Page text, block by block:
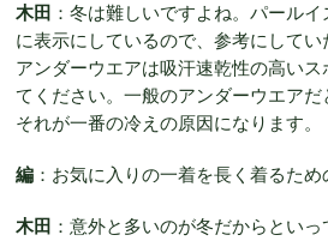
木田 ：冬は難しいですよね。パール
に表示にしているので、参考にしてい
アンダーウエアは吸汗速乾性の高い
てください。一般のアンダーウエアだ
それが一番の冷えの原因になります。
編 ：お気に入りの一着を長く着るた
木田 ：意外と多いのが冬だからとい